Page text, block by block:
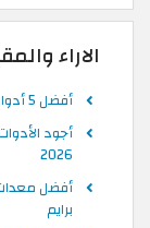
الاراء
أفضل 5 أدوات مطبخ من تيمو السعودية | عروض تيمو 2026
أجود
2026
أفضل
برايم